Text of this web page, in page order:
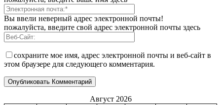
Вы ввели неверный адрес электронной почты!
пожалуйста, введите свой адрес электронной почты здесь
сохраните мое имя, адрес электронной почты и веб-сайт в
этом браузере для следующего комментария.
Август 2026